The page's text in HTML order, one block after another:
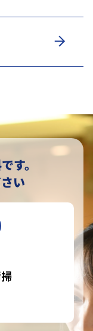
す。
い